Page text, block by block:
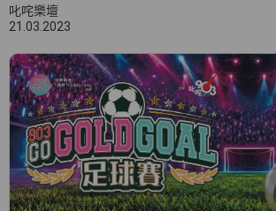
叱咤樂壇
21.03.2023